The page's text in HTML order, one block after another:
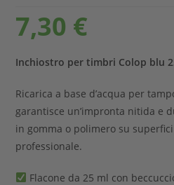
7,30 €
Inchiostro per timbri Colop blu
Ricarica a base d’acqua per
garantisce un’impronta nitida e
in gomma o polimero su
professionale.
Flacone da 25 ml con